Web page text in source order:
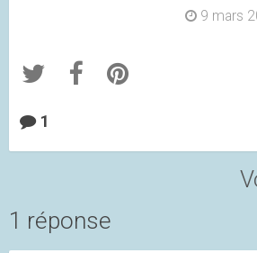
9 mars
1
1 réponse